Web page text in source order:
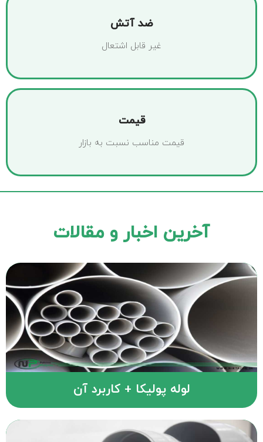
ضد آتش
غیر قابل اشتعال
قیمت
قیمت مناسب نسبت به بازار
آخرین اخبار و مقالات
لوله پولیکا + کاربرد آن